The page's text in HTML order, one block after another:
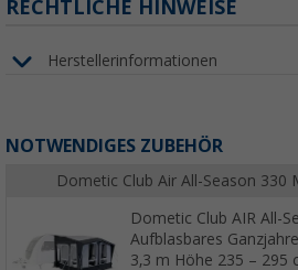
RECHTLICHE HINWEISE
Herstellerinformationen
NOTWENDIGES ZUBEHÖR
Dometic Club Air All-Season 330
Dometic Club AIR All-
Aufblasbares
3,3 m Höhe 235 – 295